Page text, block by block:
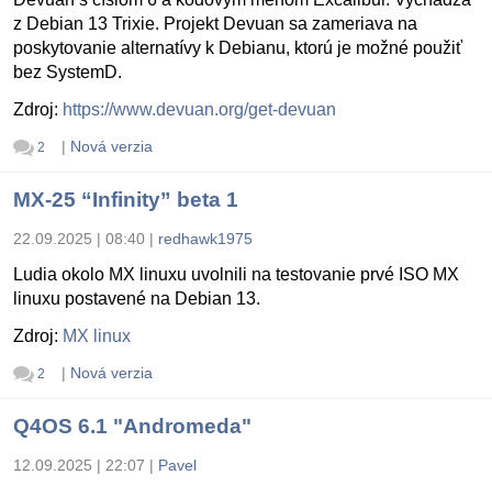
z Debian 13 Trixie. Projekt Devuan sa zameriava na
poskytovanie alternatívy k Debianu, ktorú je možné použiť
bez SystemD.
Zdroj: https://www.devuan.org/get-devuan
2 | Nová verzia
MX-25 “Infinity” beta 1
22.09.2025 | 08:40 | redhawk1975
Ludia okolo MX linuxu uvolnili na testovanie prvé ISO MX
linuxu postavené na Debian 13.
Zdroj: MX linux
2 | Nová verzia
Q4OS 6.1 "Andromeda"
12.09.2025 | 22:07 | Pavel